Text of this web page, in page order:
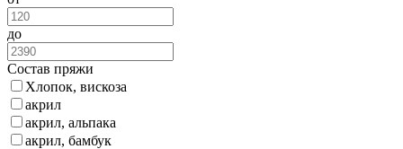
до
Состав пряжи
Хлопок, вискоза
акрил
акрил, альпака
акрил, бамбук